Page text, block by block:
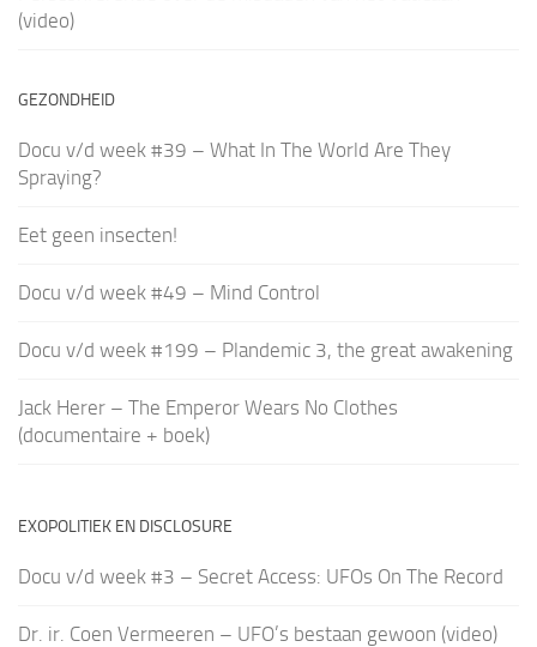
(video)
GEZONDHEID
Docu v/d week #39 – What In The World Are They
Spraying?
Eet geen insecten!
Docu v/d week #49 – Mind Control
Docu v/d week #199 – Plandemic 3, the great awakening
Jack Herer – The Emperor Wears No Clothes
(documentaire + boek)
EXOPOLITIEK EN DISCLOSURE
Docu v/d week #3 – Secret Access: UFOs On The Record
Dr. ir. Coen Vermeeren – UFO’s bestaan gewoon (video)